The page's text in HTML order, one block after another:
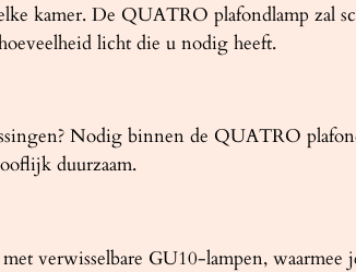
kamer. De QUATRO plafondlamp zal
licht die u nodig heeft.
Nodig binnen de QUATRO
duurzaam.
verwisselbare GU10-lampen,